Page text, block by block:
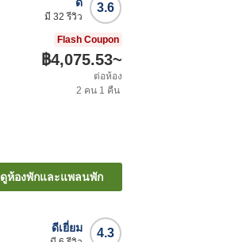
3.6
มี 32 รีวิว
Flash Coupon
฿4,075.53~
ต่อห้อง
2 คน 1 คืน
ดูห้องพักและแพลนพัก
4.3
ดีเยี่ยม